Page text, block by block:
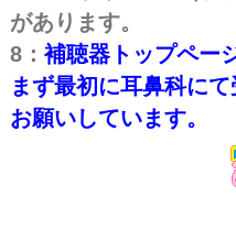
があります。
8：補聴器トップペー
まず最初に耳鼻科に
お願いしています。